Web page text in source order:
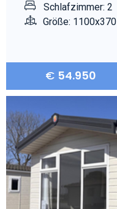
Schlafzimmer: 2
Größe: 1100x370
€ 54.950